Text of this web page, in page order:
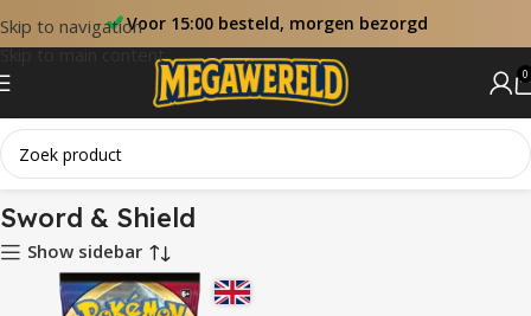
Skip to navigation
Skip to main content
Voor 15:00 besteld, morgen bezorgd
0
Home Sets Sword & Shield
Sword & Shield
Show sidebar